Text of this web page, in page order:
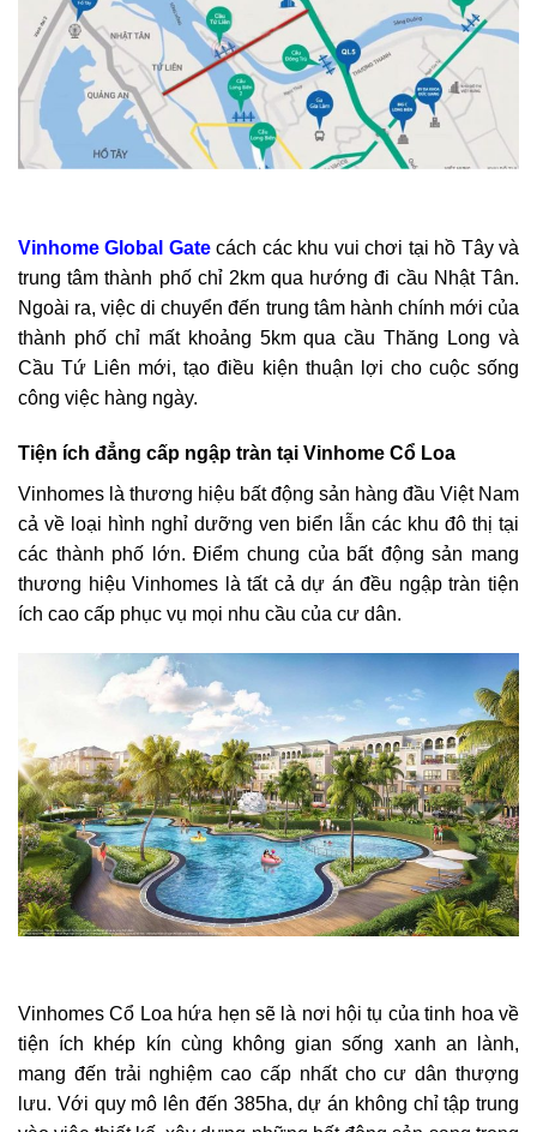
Vinhome Global Gatecách các khu vui chơi tại hồ Tây và
trung tâm thành phố chỉ 2km qua hướng đi cầu Nhật Tân.
Ngoài ra, việc di chuyển đến trung tâm hành chính mới của
thành phố chỉ mất khoảng 5km qua cầu Thăng Long và
Cầu Tứ Liên mới, tạo điều kiện thuận lợi cho cuộc sống
công việc hàng ngày.
Tiện ích đẳng cấp ngập tràn tại Vinhome Cổ Loa
Vinhomes là thương hiệu bất động sản hàng đầu Việt Nam
cả về loại hình nghỉ dưỡng ven biển lẫn các khu đô thị tại
các thành phố lớn. Điểm chung của bất động sản mang
thương hiệu Vinhomes là tất cả dự án đều ngập tràn tiện
ích cao cấp phục vụ mọi nhu cầu của cư dân.
Vinhomes Cổ Loa hứa hẹn sẽ là nơi hội tụ của tinh hoa về
tiện ích khép kín cùng không gian sống xanh an lành,
mang đến trải nghiệm cao cấp nhất cho cư dân thượng
lưu. Với quy mô lên đến 385ha, dự án không chỉ tập trung